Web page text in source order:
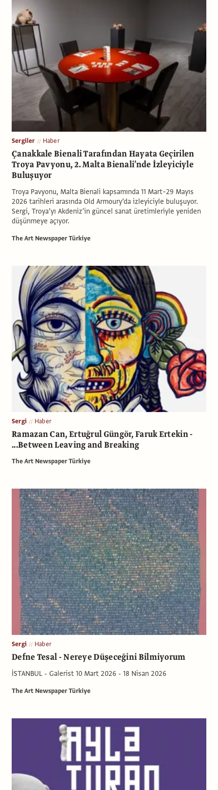
Sergiler Haber
Çanakkale Bienali Tarafından Hayata Geçirilen
Troya Pavyonu, 2. Malta Bienali’nde İzleyiciyle
Buluşuyor
Troya Pavyonu, Malta Bienali kapsamında 11 Mart–29 Mayıs
2026 tarihleri arasında Old Armoury’da izleyiciyle buluşuyor.
Sergi, Troya’yı Akdeniz’in güncel sanat üretimleriyle yeniden
düşünmeye açıyor.
The Art Newspaper Türkiye
Sergi Haber
Ramazan Can, Ertuğrul Güngör, Faruk Ertekin -
...Between Leaving and Breaking
The Art Newspaper Türkiye
Sergi Haber
Defne Tesal - Nereye Düşeceğini Bilmiyorum
İSTANBUL - Galerist 10 Mart 2026 - 18 Nisan 2026
The Art Newspaper Türkiye